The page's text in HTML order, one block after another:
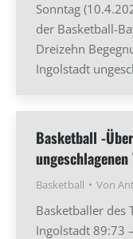
Sonntag
der Basketball-
Dreizehn
Ingolstadt
Basketball -
Basketball Von
Basketballer des
Ingolstadt 89:73